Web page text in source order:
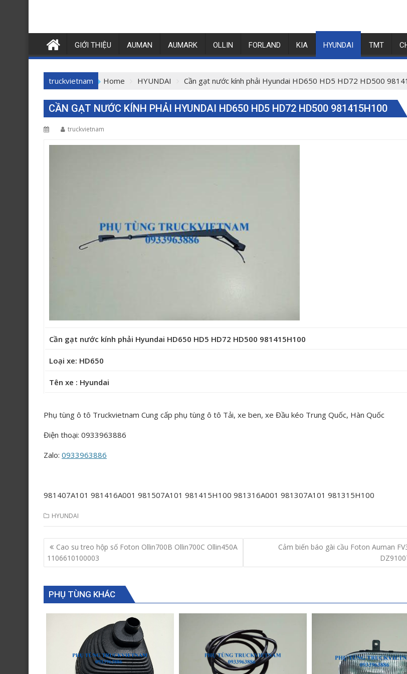
GIỚI THIỆU AUMAN AUMARK OLLIN FORLAND KIA HYUNDAI TMT
truckvietnam Home HYUNDAI Cần gạt nước kính phải Hyundai HD650 HD5 HD72 HD500
CẦN GẠT NƯỚC KÍNH PHẢI HYUNDAI HD650 HD5 HD72 HD500 981415H100
truckvietnam
Cần gạt nước kính phải Hyundai HD650 HD5 HD72 HD500 981415H100
Loại xe: HD650
Tên xe : Hyundai
Phụ tùng ô tô Truckvietnam Cung cấp phụ tùng ô tô Tải, xe ben, xe Đầu kéo Trung Quốc, Hàn Quốc
Điện thoại: 0933963886
Zalo: 0933963886
981407A101 981416A001 981507A101 981415H100 981316A001 981307A101 981315H100
HYUNDAI
Post
navigation
Cao su treo hộp số Foton Ollin700B Ollin700C Ollin450A
1106610100003
Cảm biến báo gài cầu Foton Auman
PHỤ TÙNG KHÁC